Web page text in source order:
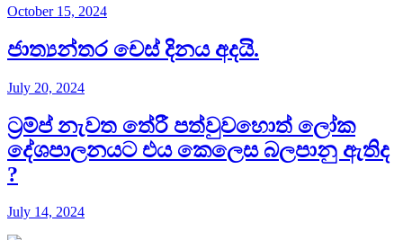
October 15, 2024
ජාත්‍යන්තර චෙස් දිනය අදයි.
July 20, 2024
ට්‍රම්ප් නැවත තේරී පත්වුවහොත් ලෝක
දේශපාලනයට එය කෙලෙස බලපානු ඇතිද​
?
July 14, 2024